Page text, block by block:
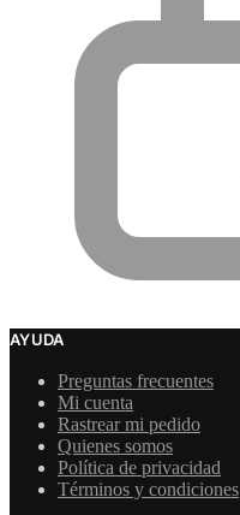
AYUDA
Preguntas frecuentes
Mi cuenta
Rastrear mi pedido
Quienes somos
Política de privacidad
Términos y condiciones